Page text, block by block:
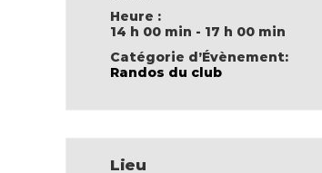
Heure :
14 h 00 min - 17 h 00 min
Catégorie d’Évènement:
Randos du club
Lieu